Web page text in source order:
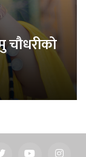
चौधरीको